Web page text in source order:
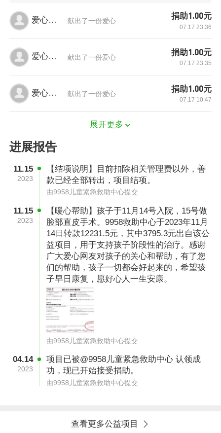
120送到医院后小雪一直神志淡漠呼之不应。诊
断为头面部、颈部、双上肢12%二到三度烧伤，
喉头水肿，窒息缺氧，可能会有呼吸心脏骤停的
风险，需要切开气管。就这样小雪在医院ICU抢
救了四十几天才脱离危险。医生告知，因为脸上
烧的太严重，需要做植皮手术。
爱心网友 献出了一份爱心
捐助1.00元
07.17 23:36
爱心网友 献出了一份爱心
捐助1.00元
07.17 23:35
爱心网友 献出了一份爱心
捐助1.00元
07.17 10:47
展开更多
进展报告
11.15
2023
【结项说明】目前扣除相关管理费以外，善
款已经全部转出，项目结项。
由9958儿童紧急救助中心提交
11.15
2023
【暖心帮助】孩子于11月14号入院，15号做
脸部直皮手术。9958救助中心于2023年11月
14日转款12231.5元，其中3795.3元出自该公
益项目，用于支持孩子阶段性的治疗。感谢
广大爱心网友对孩子的关心和帮助，有了您
们的帮助，孩子一切都会好起来的，希望孩
子早日康复，愿好心人一生安康。
由9958儿童紧急救助中心提交
04.14
2023
项目已被@9958儿童紧急救助中心 认领成
功，现已开始接受捐助。
由9958儿童紧急救助中心提交
查看更多公益项目